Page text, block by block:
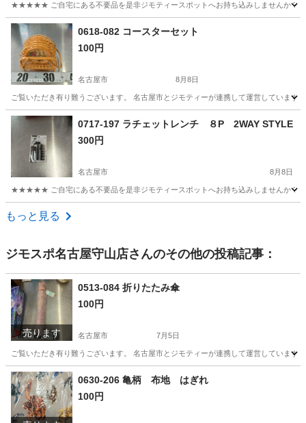
★★★★★ ご自宅にある不要品を是非ジモティースポットへお持ち込みしませんか？
愛知 名古屋市 取っ手
0618-082 コースターセット
100円
名古屋市 8月8日
ご覧いただき有り難うございます。 名古屋市とジモティーが連携して運営してい
愛知 名古屋市 リユース
0717-197 ラチェットレンチ ８P 2WAY STYLE
300円
名古屋市 8月8日
★★★★★ ご自宅にある不要品を是非ジモティースポットへお持ち込みしませんか？
愛知 名古屋市
もっと見る
ジモスポ名古屋守山店さんのその他の投稿記事：
売ります
0513-084 折りたたみ傘
100円
名古屋市 7月5日
ご覧いただき有り難うございます。 名古屋市とジモティーが連携して運営してい
愛知 名古屋市 リユース
0630-206 亀柄 布地 はぎれ
100円